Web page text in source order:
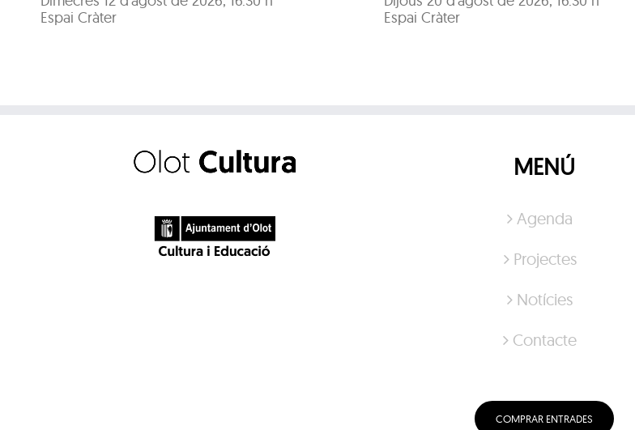
Espai Cràter
Espai Cràter
MENÚ
Agenda
Projectes
Notícies
Contacte
COMPRAR ENTRADES